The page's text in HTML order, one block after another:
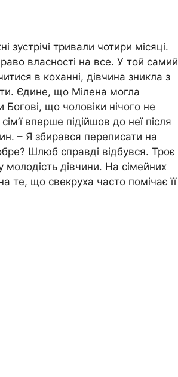
зустрічі тривали чотири місяці.
власності на все. У той самий
в коханні, дівчина зникла з
Єдине, що Мілена могла
що чоловіки нічого не
вперше підійшов до неї після
– Я збирався переписати на
Шлюб справді відбувся. Троє
молодість дівчини. На сімейних
те, що свекруха часто помічає її